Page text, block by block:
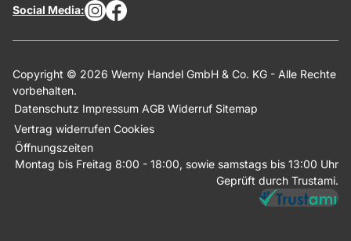
Social Media:
Copyright © 2026 Werny Handel GmbH & Co. KG - Alle Rechte
vorbehalten.
Datenschutz Impressum AGB Widerruf Sitemap
Vertrag widerrufen Cookies
Öffnungszeiten
Montag bis Freitag 8:00 - 18:00, sowie samstags bis 13:00 Uhr
Geprüft durch Trustami.